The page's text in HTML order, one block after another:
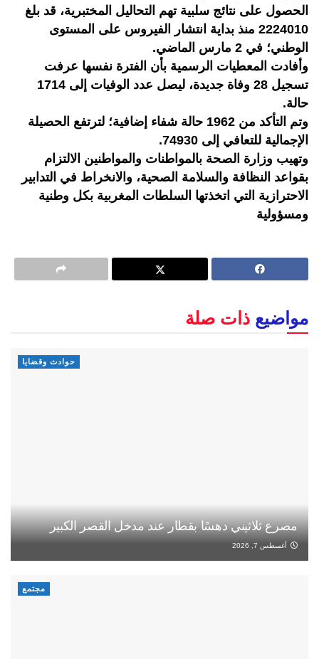
الحصول على نتائج سلبية تهم التحاليل المختبرية، قد بلغ
2224010 منذ بداية انتشار الفيروس على المستوى
الوطني؛ في 2 مارس الماضي.
وأفادت المعطيات الرسمية بأن الفترة نفسها عرفت
تسجيل 28 وفاة جديدة، ليصل عدد الوفيات إلى 1714
حالة.
وتم التأكد من 1962 حالة شفاء إضافية؛ لترتفع الحصيلة
الإجمالية للتعافي إلى 74930.
وتهيب وزارة الصحة بالمواطنات والمواطنين الالتزام
بقواعد النظافة والسلامة الصحية، والانخراط في التدابير
الاحترازية التي اتخذتها السلطات المغربية بكل وطنية
ومسؤولية
مواضيع ذات صلة
حوادث وقضايا
مصرع ثلاثيني دهسًا بقطار عند مدخل القصر الكبير
أغسطس 7, 2026
مجتمع